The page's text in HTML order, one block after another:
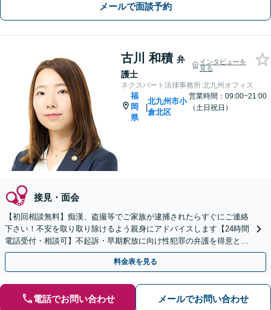
メールで面談予約
古川 和積 弁
護士
インタビューを
見る
ネクスパート法律事務所 北九州オフィス
福
岡
県
|
北九州市小
倉北区
営業時間：09:00~21:00
（土日祝日）
接見・面会
【初回相談無料】痴漢、盗撮等でご家族が逮捕されたらすぐにご連絡
下さい！不安を取り取り除けるよう親身にアドバイスします【24時間
電話受付・相談可】不起訴・早期釈放に向け性犯罪の弁護を得意とす
る経験豊富な弁護士がスピード対応！【最短即日対応可】
料金表を見る
電話でお問い合わせ メールでお問い合わせ